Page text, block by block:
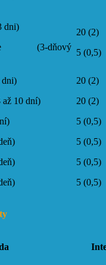
dni)
(3-dňový
20 (2)
5 (0,5)
dni)
až 10 dní)
20 (2)
20 (2)
5 (0,5)
5 (0,5)
5 (0,5)
5 (0,5)